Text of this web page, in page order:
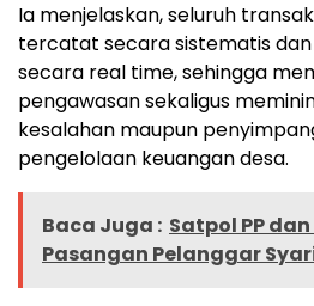
Ia menjelaskan, seluruh
tercatat secara sistematis
secara real time, sehingga
pengawasan sekaligus
kesalahan maupun
pengelolaan keuangan desa.
Baca Juga : Satpol PP
Pasangan Pelanggar